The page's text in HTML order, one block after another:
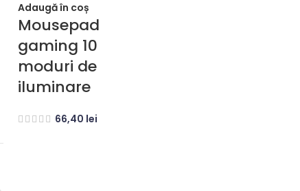
Adaugă în coș
Mousepad
gaming 10
moduri de
iluminare
66,40 lei